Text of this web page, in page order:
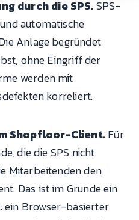
durch die SPS.SPS-
automatische
Anlage begründet
ohne Eingriff der
werden mit
korreliert.
Shopfloor-Client.Für
die die SPS nicht
Mitarbeitenden den
Das ist im Grunde ein
ein Browser-basierter